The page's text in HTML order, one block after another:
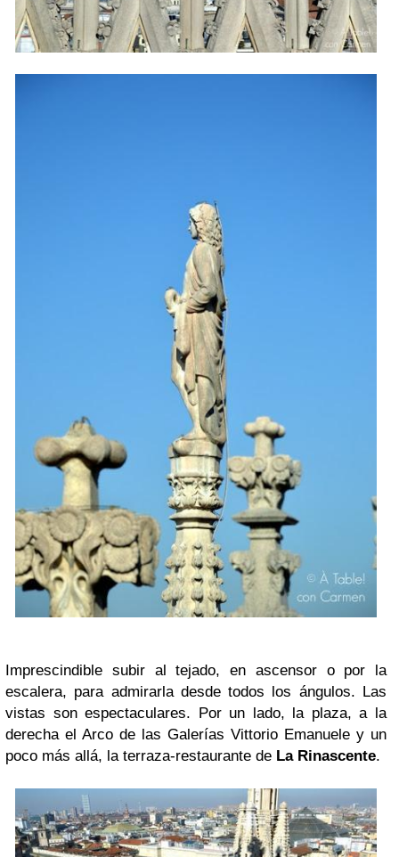
Imprescindible subir al tejado, en ascensor o por la
escalera, para admirarla desde todos los ángulos. Las
vistas son espectaculares. Por un lado, la plaza, a la
derecha el Arco de las Galerías Vittorio Emanuele y un
poco más allá, la terraza-restaurante de La Rinascente.